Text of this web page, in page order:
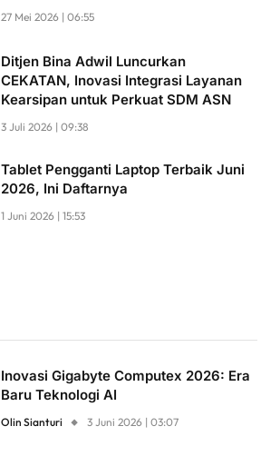
27 Mei 2026 | 06:55
Ditjen Bina Adwil Luncurkan
CEKATAN, Inovasi Integrasi Layanan
Kearsipan untuk Perkuat SDM ASN
3 Juli 2026 | 09:38
Tablet Pengganti Laptop Terbaik Juni
2026, Ini Daftarnya
1 Juni 2026 | 15:53
Inovasi Gigabyte Computex 2026: Era
Baru Teknologi AI
Olin Sianturi 3 Juni 2026 | 03:07